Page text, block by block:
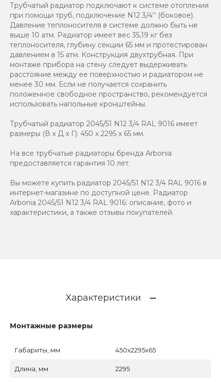
Трубчатый радиатор подключают к системе отопления
при помощи труб, подключение N12 3/4'' (боковое).
Давление теплоносителя в системе должно быть не
выше 10 атм. Радиатор имеет вес 35,19 кг без
теплоносителя, глубину секции 65 мм и протестирован
давлением в 15 атм. Конструкция двухтрубная. При
монтаже прибора на стену следует выдерживать
расстояние между ее поверхностью и радиатором не
менее 30 мм. Если не получается сохранить
положенное свободное пространство, рекомендуется
использовать напольные кронштейны.
Трубчатый радиатор 2045/51 N12 3/4 RAL 9016 имеет
размеры (В x Д x Г): 450 x 2295 x 65 мм.
На все трубчатые радиаторы бренда Аrbonia
предоставляется гарантия 10 лет.
Вы можете купить радиатор 2045/51 N12 3/4 RAL 9016 в
интернет-магазине по доступной цене. Радиатор
Arbonia 2045/51 N12 3/4 RAL 9016: описание, фото и
характеристики, а также отзывы покупателей.
Характеристики
Монтажные размеры
Габариты, мм 450x2295x65
Длина, мм 2295